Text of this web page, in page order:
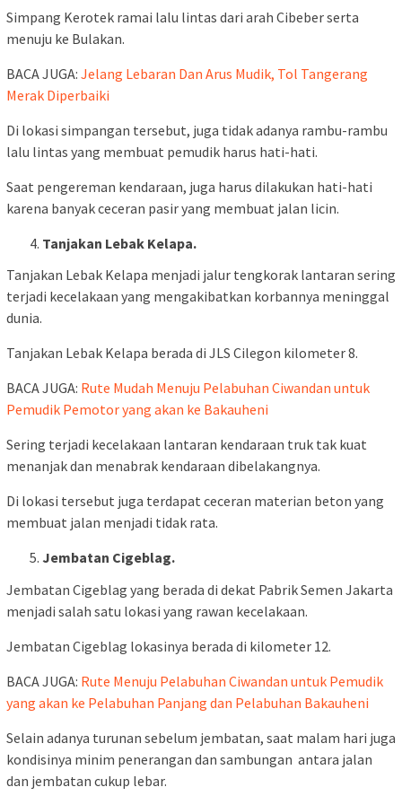
Simpang Kerotek ramai lalu lintas dari arah Cibeber serta
menuju ke Bulakan.
BACA JUGA: Jelang Lebaran Dan Arus Mudik, Tol Tangerang
Merak Diperbaiki
Di lokasi simpangan tersebut, juga tidak adanya rambu-rambu
lalu lintas yang membuat pemudik harus hati-hati.
Saat pengereman kendaraan, juga harus dilakukan hati-hati
karena banyak ceceran pasir yang membuat jalan licin.
Tanjakan Lebak Kelapa.
Tanjakan Lebak Kelapa menjadi jalur tengkorak lantaran sering
terjadi kecelakaan yang mengakibatkan korbannya meninggal
dunia.
Tanjakan Lebak Kelapa berada di JLS Cilegon kilometer 8.
BACA JUGA: Rute Mudah Menuju Pelabuhan Ciwandan untuk
Pemudik Pemotor yang akan ke Bakauheni
Sering terjadi kecelakaan lantaran kendaraan truk tak kuat
menanjak dan menabrak kendaraan dibelakangnya.
Di lokasi tersebut juga terdapat ceceran materian beton yang
membuat jalan menjadi tidak rata.
Jembatan Cigeblag.
Jembatan Cigeblag yang berada di dekat Pabrik Semen Jakarta
menjadi salah satu lokasi yang rawan kecelakaan.
Jembatan Cigeblag lokasinya berada di kilometer 12.
BACA JUGA: Rute Menuju Pelabuhan Ciwandan untuk Pemudik
yang akan ke Pelabuhan Panjang dan Pelabuhan Bakauheni
Selain adanya turunan sebelum jembatan, saat malam hari juga
kondisinya minim penerangan dan sambungan antara jalan
dan jembatan cukup lebar.